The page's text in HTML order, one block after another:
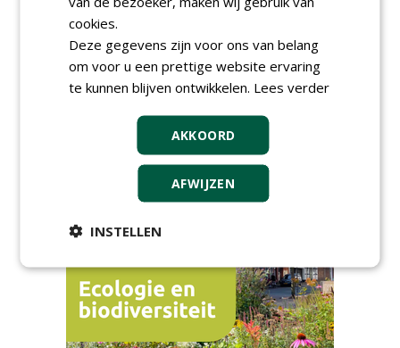
Boomverzorgersdag voor
boomprofessionals
vrijdag 9 oktober 2026
toekomst begint in de
openbare ruimte
donderdag 5 november 2026
cookies.
Deze gegevens zijn voor ons van belang
om voor u een prettige website ervaring
te kunnen blijven ontwikkelen. Lees verder
AKKOORD
AFWIJZEN
INSTELLEN